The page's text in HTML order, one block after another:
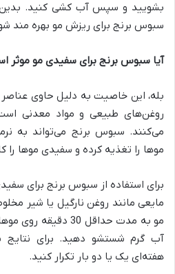
بشویید و سپس آب کشی کنید. بدین
سبوس برنج برای ریزش مو بهره مند
آیا سبوس برنج برای سفیدی مو موثر
روغن‌های طبیعی و مواد معدنی
می‌کنند. سبوس برنج می‌تواند به
موها را تغذیه کرده و سفیدی موها
برای استفاده از سبوس برنج برای
مایعی مانند روغن نارگیل یا شیر
مو به مدت حداقل 30
آب گرم شستشو دهید. برای نتایج
هفته‌ای یک یا دو بار تکرار کنید.